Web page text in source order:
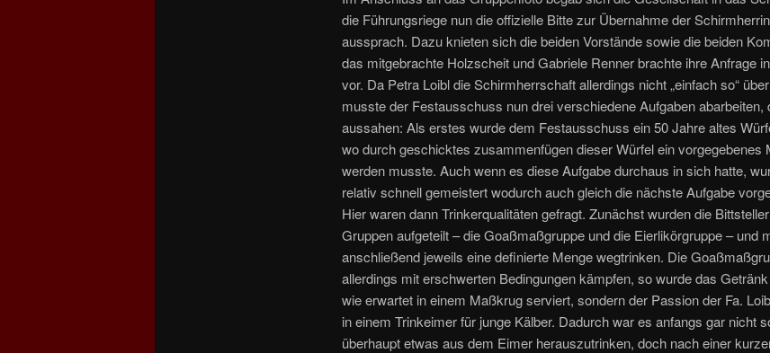
die Führungsriege nun die offizielle Bitte zur Übernahme der
aussprach. Dazu knieten sich die beiden Vorstände sowie die beiden
das mitgebrachte Holzscheit und Gabriele Renner brachte ihre Anfrage
vor. Da Petra Loibl die Schirmherrschaft allerdings nicht „einfach so“
musste der Festausschuss nun drei verschiedene Aufgaben abarbeiten,
aussahen: Als erstes wurde dem Festausschuss ein 50 Jahre altes
wo durch geschicktes zusammenfügen dieser Würfel ein vorgegebenes
werden musste. Auch wenn es diese Aufgabe durchaus in sich hatte,
relativ schnell gemeistert wodurch auch gleich die nächste Aufgabe
Hier waren dann Trinkerqualitäten gefragt. Zunächst wurden die
Gruppen aufgeteilt – die Goaßmaßgruppe und die Eierlikörgruppe – und
anschließend jeweils eine definierte Menge wegtrinken. Die
allerdings mit erschwerten Bedingungen kämpfen, so wurde das
wie erwartet in einem Maßkrug serviert, sondern der Passion der Fa.
in einem Trinkeimer für junge Kälber. Dadurch war es anfangs gar nicht
überhaupt etwas aus dem Eimer herauszutrinken, doch nach einer